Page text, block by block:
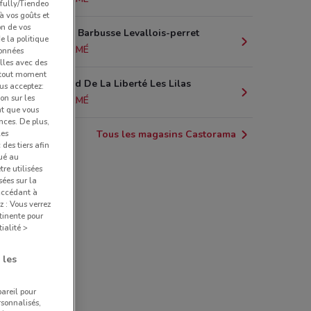
4 Rue Henri Barbusse Levallois-perret
5.1 km
FERMÉ
15 Boulevard De La Liberté Les Lilas
6.1 km
FERMÉ
Tous les magasins Castorama
Tiendeo
vos goûts et
de vos
la politique
avec des
moment
acceptez:
sur les
que vous
De plus,
tiers afin
au
utilisées
sur la
à
Vous verrez
pour
>
les
pour